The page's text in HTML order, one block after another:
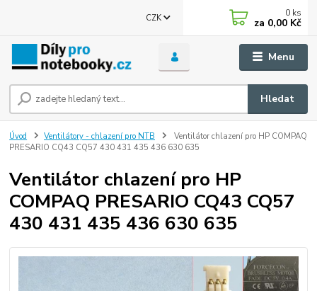
Menu
CZK
Hledat
0 ks
za 0,00 Kč
Úvod Ventilátory - chlazení pro NTB
Ventilátor chlazení pro HP COMPAQ
PRESARIO CQ43 CQ57 430 431 435 436 630 635
Ventilátor chlazení pro HP
COMPAQ PRESARIO CQ43 CQ57
430 431 435 436 630 635